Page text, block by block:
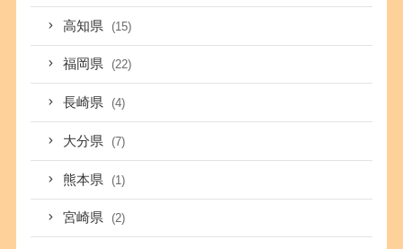
高知県 (15)
福岡県 (22)
長崎県 (4)
大分県 (7)
熊本県 (1)
宮崎県 (2)